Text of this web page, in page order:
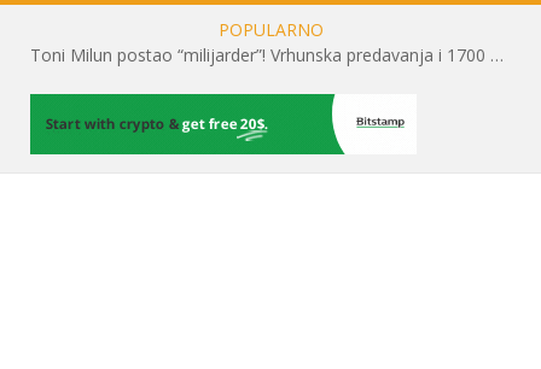
POPULARNO
Toni Milun postao “milijarder”! Vrhunska predavanja i 1700 posjetitelja obilježili su mjesec financijske pismenosti